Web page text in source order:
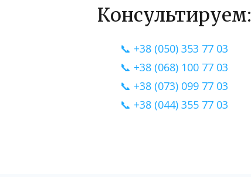
Консультируем:
📞 +38 (050) 353 77 03
📞 +38 (068) 100 77 03
📞 +38 (073) 099 77 03
📞 +38 (044) 355 77 03